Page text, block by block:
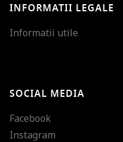
INFORMATII LEGALE
Informatii utile
SOCIAL MEDIA
Facebook
Instagram